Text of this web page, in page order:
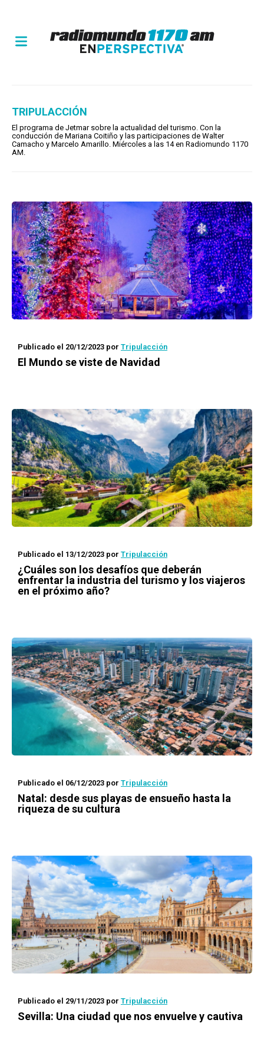
TRIPULACCIÓN
El programa de Jetmar sobre la actualidad del turismo. Con la
conducción de Mariana Coitiño y las participaciones de Walter
Camacho y Marcelo Amarillo. Miércoles a las 14 en Radiomundo 1170
AM.
Publicado el 20/12/2023 por Tripulacción
El Mundo se viste de Navidad
Publicado el 13/12/2023 por Tripulacción
¿Cuáles son los desafíos que deberán
enfrentar la industria del turismo y los viajeros
en el próximo año?
Publicado el 06/12/2023 por Tripulacción
Natal: desde sus playas de ensueño hasta la
riqueza de su cultura
Publicado el 29/11/2023 por Tripulacción
Sevilla: Una ciudad que nos envuelve y cautiva